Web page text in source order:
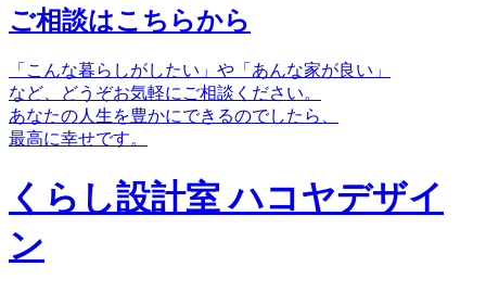
ご相談はこちらから
「こんな暮らしがしたい」や「あんな家が良い」
など、どうぞお気軽にご相談ください。
あなたの人生を豊かにできるのでしたら、
最高に幸せです。
くらし設計室 ハコヤデザイ
ン